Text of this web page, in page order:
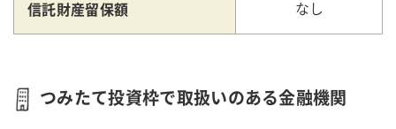
信託財産留保額 なし
つみたて投資枠で取扱いのある金融機関